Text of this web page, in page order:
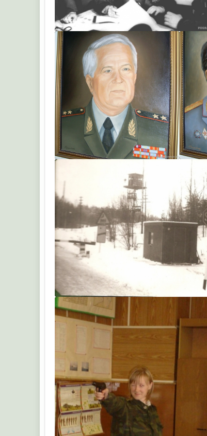
SLS
SLS
Сэмпай